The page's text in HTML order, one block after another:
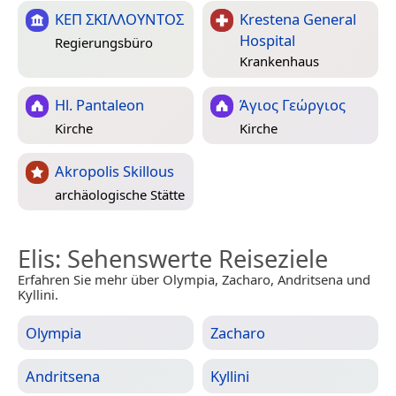
ΚΕΠ ΣΚΙΛΛΟΥΝΤΟΣ
Regierungsbüro
Krestena General
Hospital
Krankenhaus
Hl. Pantaleon
Kirche
Άγιος Γεώργιος
Kirche
Akropolis Skillous
archäologische Stätte
Elis: Sehenswerte Reiseziele
Erfahren Sie mehr über Olympia, Zacharo, Andritsena und
Kyllini.
Olympia Zacharo
Andritsena Kyllini